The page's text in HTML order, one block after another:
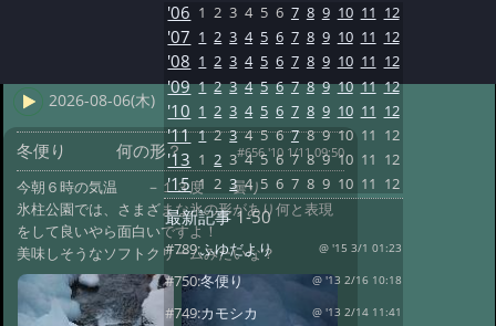
2026-08-06(木)
冬便り 何の形？ #656 '10 1/11 09:50
今朝６時の気温 －１３度 曇り
氷柱公園では、さまざまな氷の形があり何と表現
をして良いやら面白いですよ！
美味しそうなソフトクリームみたいな？
'06 1 2 3 4 5 6 7 8 9 10 11 12
'07 1 2 3 4 5 6 7 8 9 10 11 12
'08 1 2 3 4 5 6 7 8 9 10 11 12
'09 1 2 3 4 5 6 7 8 9 10 11 12
'10 1 2 3 4 5 6 7 8 9 10 11 12
'11 1 2 3 4 5 6 7 8 9 10 11 12
'13 1 2 3 4 5 6 7 8 9 10 11 12
'15 1 2 3 4 5 6 7 8 9 10 11 12
最新記事1-50
#789:ふゆだより @ '15 3/1 01:23
#750:冬便り @ '13 2/16 10:18
#749:カモシカ @ '13 2/14 11:41